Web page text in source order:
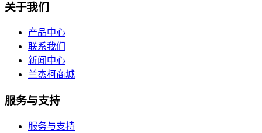
关于我们
产品中心
联系我们
新闻中心
兰杰柯商城
服务与支持
服务与支持